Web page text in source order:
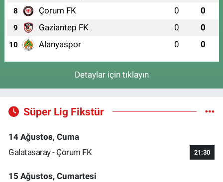
8 Çorum FK 0 0
9 Gaziantep FK 0 0
10 Alanyaspor 0 0
Detaylar için tıklayın
Süper Lig Fikstür
14 Ağustos, Cuma
Galatasaray - Çorum FK
21:30
15 Ağustos, Cumartesi